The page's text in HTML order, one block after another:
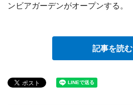
ンビアガーデンがオープンする。
記事を読む